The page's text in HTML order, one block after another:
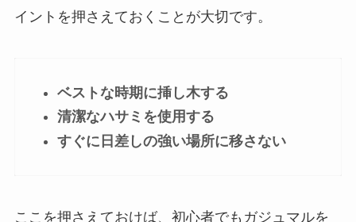
イントを押さえておくことが大切です。
ベストな時期に挿し木する
清潔なハサミを使用する
すぐに日差しの強い場所に移さない
ここを押さえておけば、初心者でもガジュマルを